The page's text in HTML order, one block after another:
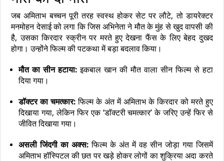
जब अमिताभ बच्चन पूरी तरह स्वस्थ होकर सेट पर लौटे, तो डायरेक्टर
मनमोहन देसाई को लगा कि जिस अभिनेता ने मौत के मुंह से खुद वापसी की
है, उसका किरदार स्क्रीन पर मरते हुए देखना फैंस के लिए बेहद दुखद
होगा। उन्होंने फिल्म की पटकथा में बड़ा बदलाव किया।
मौत का सीन हटाया: इकबाल खान की मौत वाला सीन फिल्म से हटा
दिया गया।
डॉक्टर का चमत्कार: फिल्म के अंत में अमिताभ के किरदार को मरते हुए
दिखाया गया, लेकिन फिर एक ‘डॉक्टरी चमत्कार’ के जरिए उन्हें फिर से
जीवित दिखाया गया।
असली जिंदगी का अक्स: फिल्म के अंत में वह सीन जोड़ा गया जिसमें
अमिताभ हॉस्पिटल की छत पर खड़े होकर लोगों का शुक्रिया अदा करते